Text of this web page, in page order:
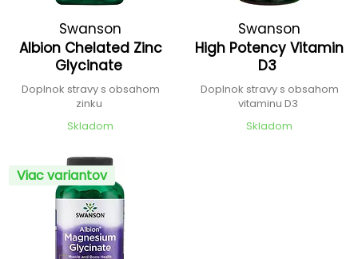
Swanson
Albion Chelated Zinc
Glycinate
Doplnok stravy s obsahom
zinku
Skladom
Swanson
High Potency Vitamin
D3
Doplnok stravy s obsahom
vitaminu D3
Skladom
Viac variantov